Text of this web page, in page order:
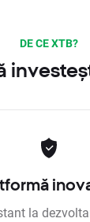
DE CE XTB?
la